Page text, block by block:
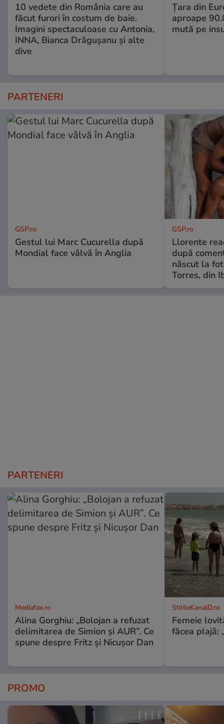
10 vedete din România care au
făcut furori în costum de baie.
Imagini spectaculoase cu Antonia,
INNA, Bianca Drăgușanu și alte
dive
Țara din
aproape
mută pe
PARTENERI
GSP.ro
Gestul lui Marc Cucurella după
Mondial face vâlvă în Anglia
GSP.ro
Llorente
după
născut la
Torres, din
PARTENERI
Mediafax.ro
Alina Gorghiu: „Bolojan a refuzat
delimitarea de Simion și AUR”. Ce
spune despre Fritz și Nicușor Dan
StirileKanalD.ro
Femeie
făcea plajă:
PROMO